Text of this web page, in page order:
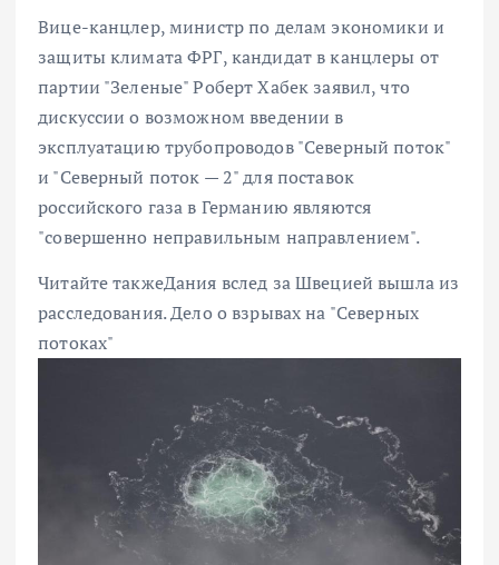
Вице-канцлер, министр по делам экономики и
защиты климата ФРГ, кандидат в канцлеры от
партии "Зеленые" Роберт Хабек заявил, что
дискуссии о возможном введении в
эксплуатацию трубопроводов "Северный поток"
и "Северный поток — 2" для поставок
российского газа в Германию являются
"совершенно неправильным направлением".
Читайте такжеДания вслед за Швецией вышла из
расследования.Дело о взрывах на "Северных
потоках"